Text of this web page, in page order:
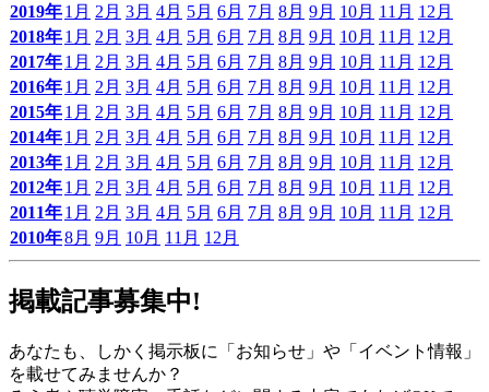
2019年1月 2月 3月 4月 5月 6月 7月 8月 9月 10月 11月 12月
2018年1月 2月 3月 4月 5月 6月 7月 8月 9月 10月 11月 12月
2017年1月 2月 3月 4月 5月 6月 7月 8月 9月 10月 11月 12月
2016年1月 2月 3月 4月 5月 6月 7月 8月 9月 10月 11月 12月
2015年1月 2月 3月 4月 5月 6月 7月 8月 9月 10月 11月 12月
2014年1月 2月 3月 4月 5月 6月 7月 8月 9月 10月 11月 12月
2013年1月 2月 3月 4月 5月 6月 7月 8月 9月 10月 11月 12月
2012年1月 2月 3月 4月 5月 6月 7月 8月 9月 10月 11月 12月
2011年1月 2月 3月 4月 5月 6月 7月 8月 9月 10月 11月 12月
2010年8月 9月 10月 11月 12月
掲載記事募集中!
あなたも、しかく掲示板に「お知らせ」や「イベント情報」
を載せてみませんか？